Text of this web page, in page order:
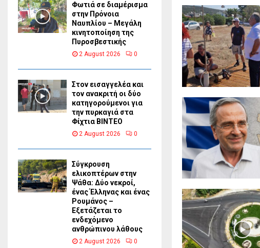
Φωτιά σε διαμέρισμα
στην Πρόνοια
Ναυπλίου – Μεγάλη
κινητοποίηση της
Πυροσβεστικής
2 August 2026 0
Στον εισαγγελέα και
τον ανακριτή οι δύο
κατηγορούμενοι για
την πυρκαγιά στα
Φίχτια ΒΙΝΤΕΟ
2 August 2026 0
Σύγκρουση
ελικοπτέρων στην
Ψάθα: Δύο νεκροί,
ένας Έλληνας και ένας
Ρουμάνος –
Εξετάζεται το
ενδεχόμενο
ανθρώπινου λάθους
2 August 2026 0